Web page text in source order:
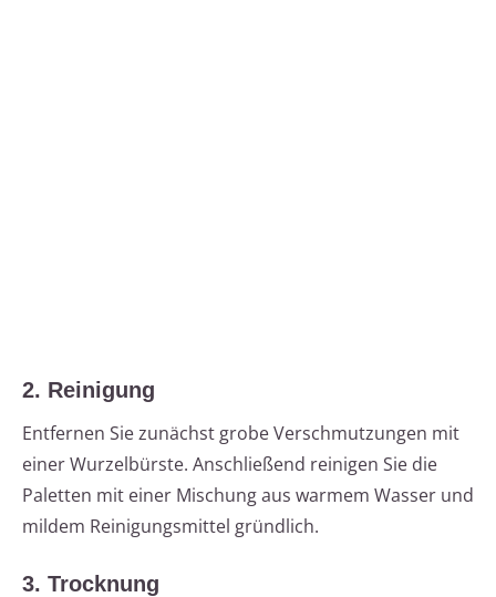
2. Reinigung
Entfernen Sie zunächst grobe Verschmutzungen mit
einer Wurzelbürste. Anschließend reinigen Sie die
Paletten mit einer Mischung aus warmem Wasser und
mildem Reinigungsmittel gründlich.
3. Trocknung